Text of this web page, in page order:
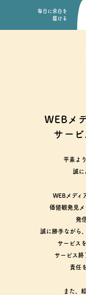
毎日に余白を
届ける
WEBメ
サー
平素よ
誠に
WEBメディ
価値観発見
発
誠に勝手ながら
サービス
サービス終
責任
また、